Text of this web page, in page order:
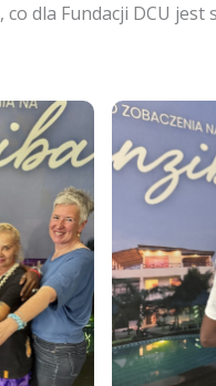
dla Fundacji DCU jest